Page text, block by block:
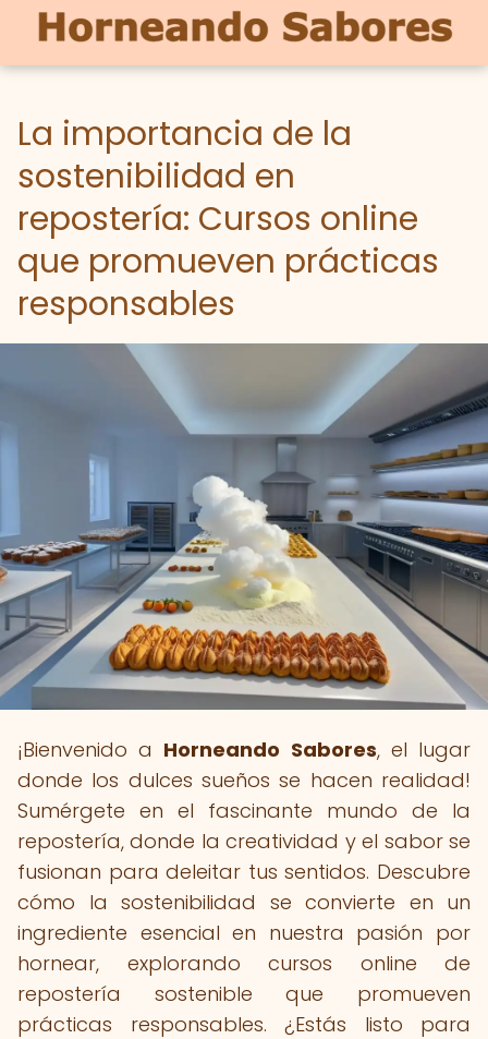
La importancia de la
sostenibilidad en
repostería: Cursos online
que promueven prácticas
responsables
¡Bienvenido a Horneando Sabores, el lugar
donde los dulces sueños se hacen realidad!
Sumérgete en el fascinante mundo de la
repostería, donde la creatividad y el sabor se
fusionan para deleitar tus sentidos. Descubre
cómo la sostenibilidad se convierte en un
ingrediente esencial en nuestra pasión por
hornear, explorando cursos online de
repostería sostenible que promueven
prácticas responsables. ¿Estás listo para